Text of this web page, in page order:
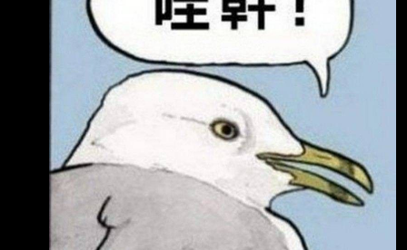
韓足球協會有關的事件。這件事很 清楚顯示，
當時的足球協會到底有多腐敗。 大韓足球協會
在2011年和2012年國家代表隊比賽期間，曾經
對外國裁判進行性招待，相關 內容與付款明細
都記錄在文體部的審計報告裡，JTBC已經取得
這份報告。 報告指出，協會在比賽當天或前一
晚，多次